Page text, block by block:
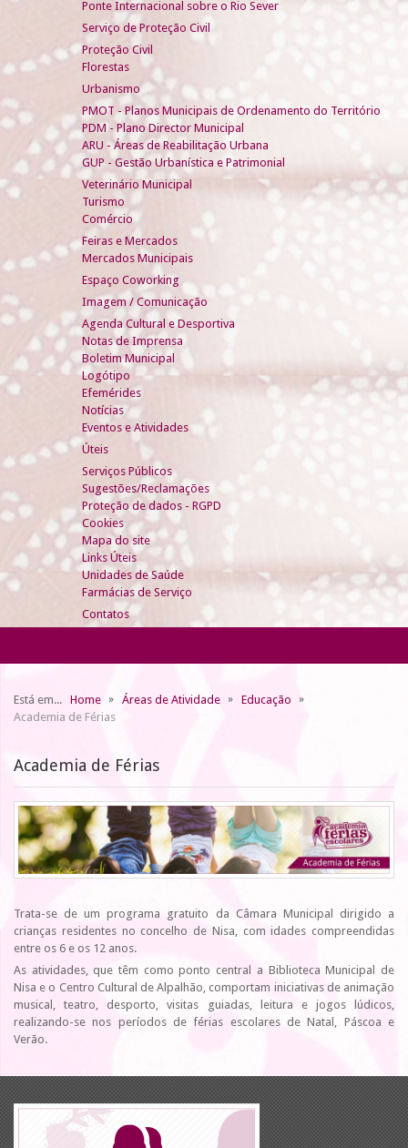
Ponte Internacional sobre o Rio Sever
Serviço de Proteção Civil
Proteção Civil
Florestas
Urbanismo
PMOT - Planos Municipais de Ordenamento do Território
PDM - Plano Director Municipal
ARU - Áreas de Reabilitação Urbana
GUP - Gestão Urbanística e Patrimonial
Veterinário Municipal
Turismo
Comércio
Feiras e Mercados
Mercados Municipais
Espaço Coworking
Imagem / Comunicação
Agenda Cultural e Desportiva
Notas de Imprensa
Boletim Municipal
Logótipo
Efemérides
Notícias
Eventos e Atividades
Úteis
Serviços Públicos
Sugestões/Reclamações
Proteção de dados - RGPD
Cookies
Mapa do site
Links Úteis
Unidades de Saúde
Farmácias de Serviço
Contatos
Está em... Home Áreas de Atividade
Educação
Academia de Férias
Academia de Férias
Trata-se de um programa gratuito da Câmara Municipal dirigido a
crianças residentes no concelho de Nisa, com idades compreendidas
entre os 6 e os 12 anos.
As atividades, que têm como ponto central a Biblioteca Municipal de
Nisa e o Centro Cultural de Alpalhão, comportam iniciativas de animação
musical, teatro, desporto, visitas guiadas, leitura e jogos lúdicos,
realizando-se nos períodos de férias escolares de Natal, Páscoa e
Verão.